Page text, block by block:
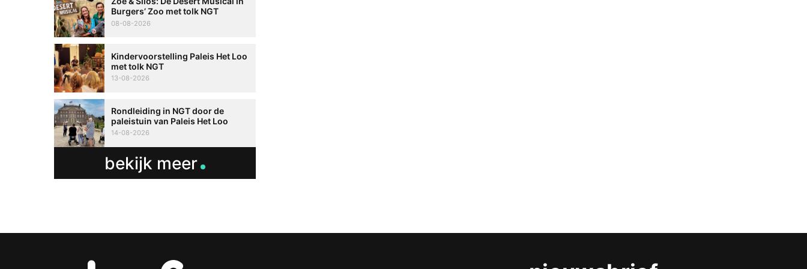
Burgers’ Zoo met tolk NGT
08-08-2026
Kindervoorstelling Paleis Het Loo
met tolk NGT
13-08-2026
Rondleiding in NGT door de
paleistuin van Paleis Het Loo
14-08-2026
bekijk meer